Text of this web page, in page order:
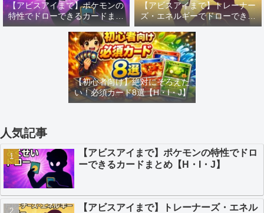
【アビスアイまで】ポケモンの
特性でドローできるカードまと
め【H・I・J】
【アビスアイまで】トレーナー
ズ・エネルギーでドローできる
カードまとめ【H・I・J】
【初心者向け】絶対にそろえた
い！必須カード8選【H・I・J】
人気記事
【アビスアイまで】ポケモンの特性でドロ
ーできるカードまとめ【H・I・J】
【アビスアイまで】トレーナーズ・エネル